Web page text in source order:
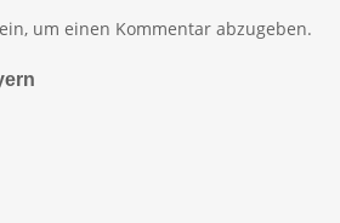
um einen Kommentar abzugeben.